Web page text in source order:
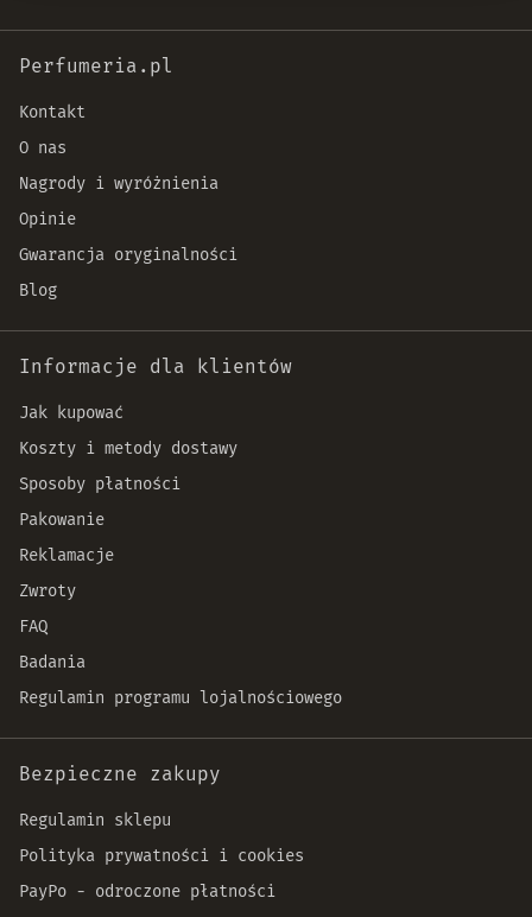
Perfumeria.pl
Kontakt
O nas
Nagrody i wyróżnienia
Opinie
Gwarancja oryginalności
Blog
Informacje dla klientów
Jak kupować
Koszty i metody dostawy
Sposoby płatności
Pakowanie
Reklamacje
Zwroty
FAQ
Badania
Regulamin programu lojalnościowego
Bezpieczne zakupy
Regulamin sklepu
Polityka prywatności i cookies
PayPo - odroczone płatności